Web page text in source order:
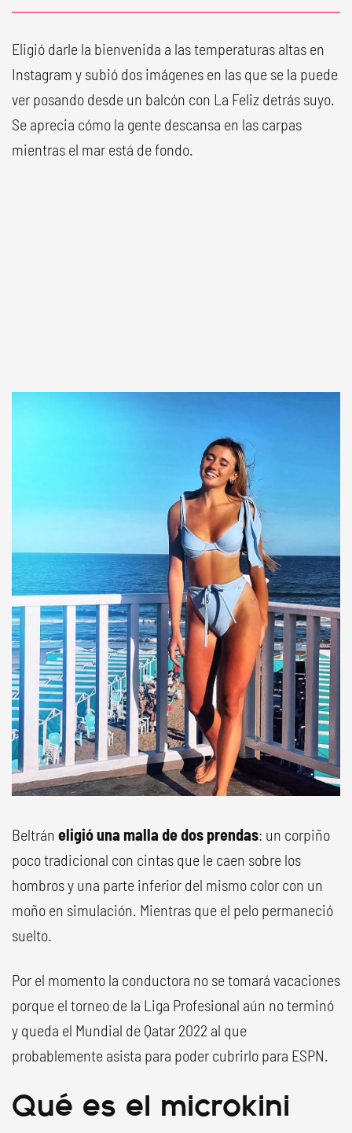
Eligió darle la bienvenida a las temperaturas altas en
Instagram y subió dos imágenes en las que se la puede
ver posando desde un balcón con La Feliz detrás suyo.
Se aprecia cómo la gente descansa en las carpas
mientras el mar está de fondo.
Beltrán eligió una malla de dos prendas: un corpiño
poco tradicional con cintas que le caen sobre los
hombros y una parte inferior del mismo color con un
moño en simulación. Mientras que el pelo permaneció
suelto.
Por el momento la conductora no se tomará vacaciones
porque el torneo de la Liga Profesional aún no terminó
y queda el Mundial de Qatar 2022 al que
probablemente asista para poder cubrirlo para ESPN.
Qué es el microkini